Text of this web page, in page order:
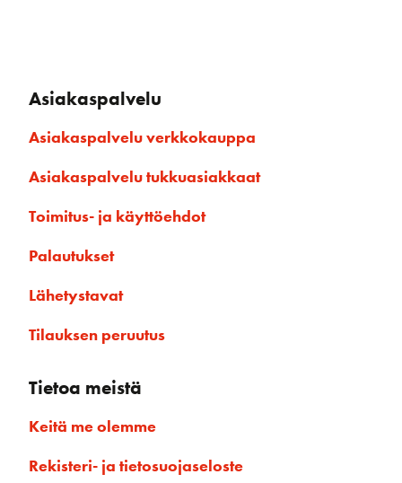
Asiakaspalvelu
Asiakaspalvelu verkkokauppa
Asiakaspalvelu tukkuasiakkaat
Toimitus- ja käyttöehdot
Palautukset
Lähetystavat
Tilauksen peruutus
Tietoa meistä
Keitä me olemme
Rekisteri- ja tietosuojaseloste